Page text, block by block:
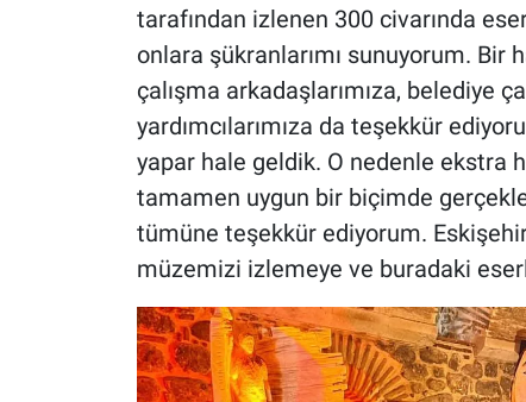
tarafından izlenen 300 civarında
onlara şükranlarımı sunuyorum. Bir
çalışma arkadaşlarımıza, belediye
yardımcılarımıza da teşekkür
yapar hale geldik. O nedenle ekstra
tamamen uygun bir biçimde
tümüne teşekkür ediyorum.
müzemizi izlemeye ve buradaki